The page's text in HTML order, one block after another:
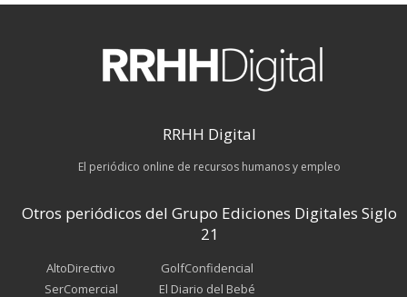
RRHH Digital
El periódico online de recursos humanos y empleo
Otros periódicos del Grupo Ediciones Digitales Siglo
21
AltoDirectivo
SerComercial
GolfConfidencial
El Diario del Bebé